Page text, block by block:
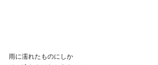
雨に濡れたものにしか